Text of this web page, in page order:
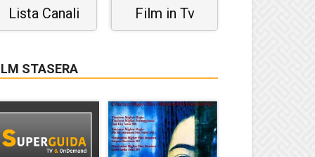
Lista Canali Film in Tv
STASERA